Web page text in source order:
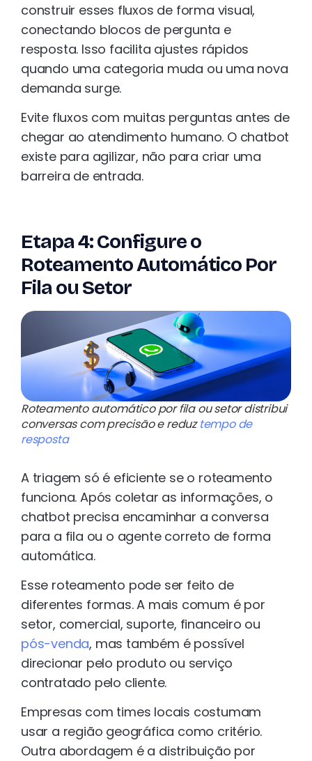
construir esses fluxos de forma visual,
conectando blocos de pergunta e
resposta. Isso facilita ajustes rápidos
quando uma categoria muda ou uma nova
demanda surge.
Evite fluxos com muitas perguntas antes de
chegar ao atendimento humano. O chatbot
existe para agilizar, não para criar uma
barreira de entrada.
Etapa 4: Configure o
Roteamento Automático Por
Fila ou Setor
Roteamento automático por fila ou setor distribui
conversas com precisão e reduztempo de
resposta
A triagem só é eficiente se o roteamento
funciona. Após coletar as informações, o
chatbot precisa encaminhar a conversa
para a fila ou o agente correto de forma
automática.
Esse roteamento pode ser feito de
diferentes formas. A mais comum é por
setor, comercial, suporte, financeiro ou
pós-venda, mas também é possível
direcionar pelo produto ou serviço
contratado pelo cliente.
Empresas com times locais costumam
usar a região geográfica como critério.
Outra abordagem é a distribuição por